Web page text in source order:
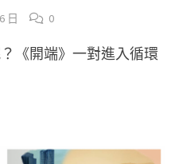
日 0
《開端》一對進入循環